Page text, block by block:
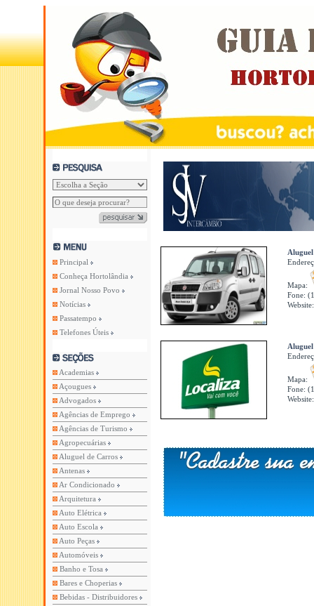
Principal
Conheça Hortolândia
Jornal Nosso Povo
Notícias
Passatempo
Telefones Úteis
Academias
Açougues
Advogados
Agências de Emprego
Agências de Turismo
Agropecuárias
Aluguel de Carros
Antenas
Ar Condicionado
Arquitetura
Auto Elétrica
Auto Escola
Auto Peças
Automóveis
Banho e Tosa
Bares e Choperias
Bebidas - Distribuidores
Mapa:
Fone:
Mapa:
Fone: